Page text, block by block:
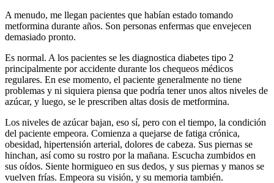
A menudo, me llegan pacientes que habían estado tomando
metformina durante años. Son personas enfermas que envejecen
demasiado pronto.
Es normal. A los pacientes se les diagnostica diabetes tipo 2
principalmente por accidente durante los chequeos médicos
regulares. En ese momento, el paciente generalmente no tiene
problemas y ni siquiera piensa que podría tener unos altos niveles de
azúcar, y luego, se le prescriben altas dosis de metformina.
Los niveles de azúcar bajan, eso sí, pero con el tiempo, la condición
del paciente empeora. Comienza a quejarse de fatiga crónica,
obesidad, hipertensión arterial, dolores de cabeza. Sus piernas se
hinchan, así como su rostro por la mañana. Escucha zumbidos en
sus oídos. Siente hormigueo en sus dedos, y sus piernas y manos se
vuelven frías. Empeora su visión, y su memoria también.